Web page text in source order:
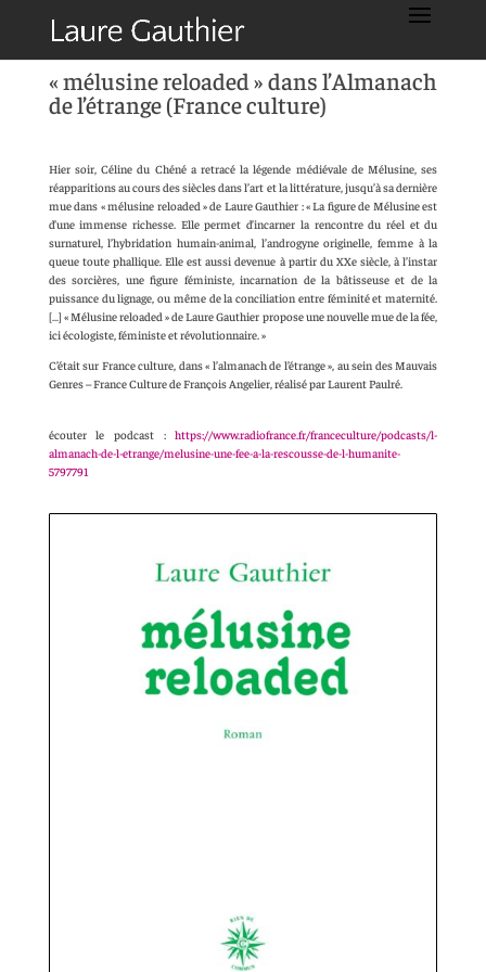
« mélusine reloaded » dans l’Almanach
de l’étrange (France culture)
Hier soir, Céline du Chéné a retracé la légende médiévale de Mélusine, ses
réapparitions au cours des siècles dans l’art et la littérature, jusqu’à sa dernière
mue dans « mélusine reloaded » de Laure Gauthier : « La figure de Mélusine est
d’une immense richesse. Elle permet d’incarner la rencontre du réel et du
surnaturel, l’hybridation humain-animal, l’androgyne originelle, femme à la
queue toute phallique. Elle est aussi devenue à partir du XXe siècle, à l’instar
des sorcières, une figure féministe, incarnation de la bâtisseuse et de la
puissance du lignage, ou même de la conciliation entre féminité et maternité.
[…] « Mélusine reloaded » de Laure Gauthier propose une nouvelle mue de la fée,
ici écologiste, féministe et révolutionnaire. »
C’était sur France culture, dans « l’almanach de l’étrange », au sein des Mauvais
Genres – France Culture de François Angelier, réalisé par Laurent Paulré.
écouter le podcast :https://www.radiofrance.fr/franceculture/podcasts/l-
almanach-de-l-etrange/melusine-une-fee-a-la-rescousse-de-l-humanite-
5797791